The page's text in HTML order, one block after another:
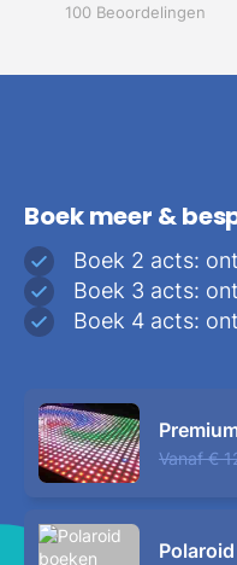
100 Beoordelingen
Boek meer &
Boek 2 acts:
Boek 3 acts:
Boek 4 acts:
Vanaf €